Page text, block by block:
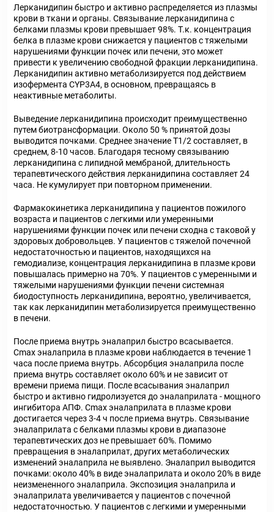
Лерканидипин быстро и активно распределяется из плазмы
крови в ткани и органы. Связывание лерканидипина с
белками плазмы крови превышает 98%. Т.к. концентрация
белка в плазме крови снижается у пациентов с тяжелыми
нарушениями функции почек или печени, это может
привести к увеличению свободной фракции лерканидипина.
Лерканидипин активно метаболизируется под действием
изофермента CYP3A4, в основном, превращаясь в
неактивные метаболиты.
Выведение лерканидипина происходит преимущественно
путем биотрансформации. Около 50 % принятой дозы
выводится почками. Среднее значение T1/2 составляет, в
среднем, 8-10 часов. Благодаря тесному связыванию
лерканидипина с липидной мембраной, длительность
терапевтического действия лерканидипина составляет 24
часа. Не кумулирует при повторном применении.
Фармакокинетика лерканидипина у пациентов пожилого
возраста и пациентов с легкими или умеренными
нарушениями функции почек или печени сходна с таковой у
здоровых добровольцев. У пациентов с тяжелой почечной
недостаточностью и пациентов, находящихся на
гемодиализе, концентрация лерканидипина в плазме крови
повышалась примерно на 70%. У пациентов с умеренными и
тяжелыми нарушениями функции печени системная
биодоступность лерканидипина, вероятно, увеличивается,
так как лерканидипин метаболизируется преимущественно
в печени.
После приема внутрь эналаприл быстро всасывается.
Cmaxэналаприла в плазме крови наблюдается в течение 1
часа после приема внутрь. Абсорбция эналаприла после
приема внутрь составляет около 60% и не зависит от
времени приема пищи. После всасывания эналаприл
быстро и активно гидролизуется до эналаприлата - мощного
ингибитора АПФ. Cmaxэналаприлата в плазме крови
достигается через 3-4 ч после приема внутрь. Связывание
эналаприлата с белками плазмы крови в диапазоне
терапевтических доз не превышает 60%. Помимо
превращения в эналаприлат, других метаболических
изменений эналаприла не выявлено. Эналаприл выводится
почками: около 40% в виде эналаприлата и около 20% в виде
неизмененного эналаприла. Экспозиция эналаприла и
эналаприлата увеличивается у пациентов с почечной
недостаточностью. У пациентов с легкими и умеренными